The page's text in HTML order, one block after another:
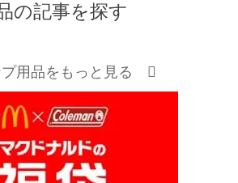
の記事を探す
プ用品をもっと見る